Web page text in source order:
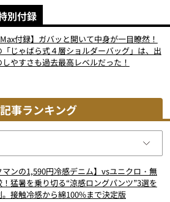
別付録
付録】ガバッと開いて中身が一目瞭然！
「じゃばら式４層ショルダーバッグ」は、出
しやすさも過去最高レベルだった！
事ランキング
マンの1,590円冷感デニム】vsユニクロ・無
！猛暑を乗り切る“涼感ロングパンツ”3選を
接触冷感から綿100%まで決定版